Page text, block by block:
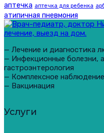
аптечка аптечка для ребенка
атипичная пневмония
— Лечение и диагностика
— Инфекционные болезни,
гастроэнтерология
— Комплексное
— Вакцинация
Услуги